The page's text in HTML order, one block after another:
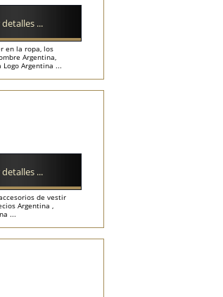
en la ropa, los
Argentina,
Argentina ...
...
de vestir
Argentina ,
...
...